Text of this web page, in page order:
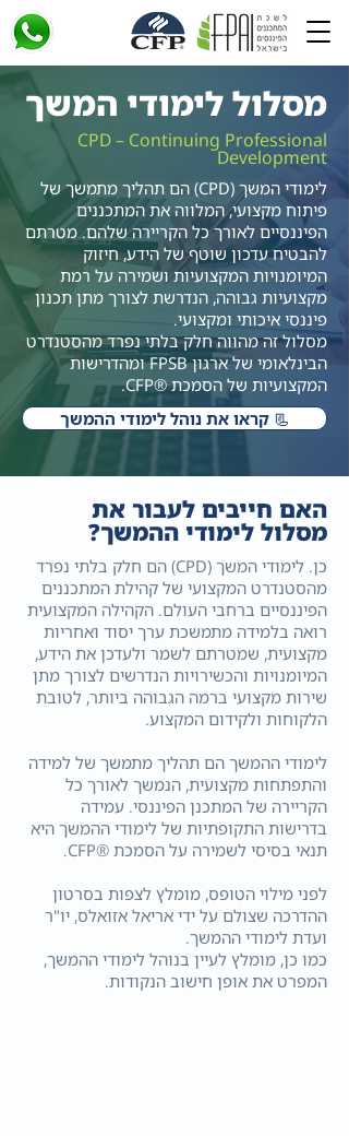
מסלול לימודי המשך
CPD – Continuing Professional
Development
לימודי המשך (CPD) הם תהליך מתמשך של
פיתוח מקצועי, המלווה את המתכננים
הפיננסיים לאורך כל הקריירה שלהם. מטרתם
להבטיח עדכון שוטף של הידע, חיזוק
המיומנויות המקצועיות ושמירה על רמת
מקצועיות גבוהה, הנדרשת לצורך מתן תכנון
פיננסי איכותי ומקצועי.
מסלול זה מהווה חלק בלתי נפרד מהסטנדרט
הבינלאומי של ארגון FPSB ומהדרישות
המקצועיות של הסמכת ®CFP.
📃 קראו את נוהל לימודי ההמשך
האם חייבים לעבור את
מסלול לימודי ההמשך?
כן. לימודי המשך (CPD) הם חלק בלתי נפרד
מהסטנדרט המקצועי של קהילת המתכננים
הפיננסיים ברחבי העולם. הקהילה המקצועית
רואה בלמידה מתמשכת ערך יסוד ואחריות
מקצועית, שמטרתם לשמר ולעדכן את הידע,
המיומנויות והכשירויות הנדרשים לצורך מתן
שירות מקצועי ברמה הגבוהה ביותר, לטובת
הלקוחות ולקידום המקצוע.
לימודי ההמשך הם תהליך מתמשך של למידה
והתפתחות מקצועית, הנמשך לאורך כל
הקריירה של המתכנן הפיננסי. עמידה
בדרישות התקופתיות של לימודי ההמשך היא
תנאי בסיסי לשמירה על הסמכת ®CFP.
לפני מילוי הטופס, מומלץ לצפות בסרטון
ההדרכה שצולם על ידי אריאל אזואלס, יו"ר
ועדת לימודי ההמשך.
כמו כן, מומלץ לעיין בנוהל לימודי ההמשך,
המפרט את אופן חישוב הנקודות.